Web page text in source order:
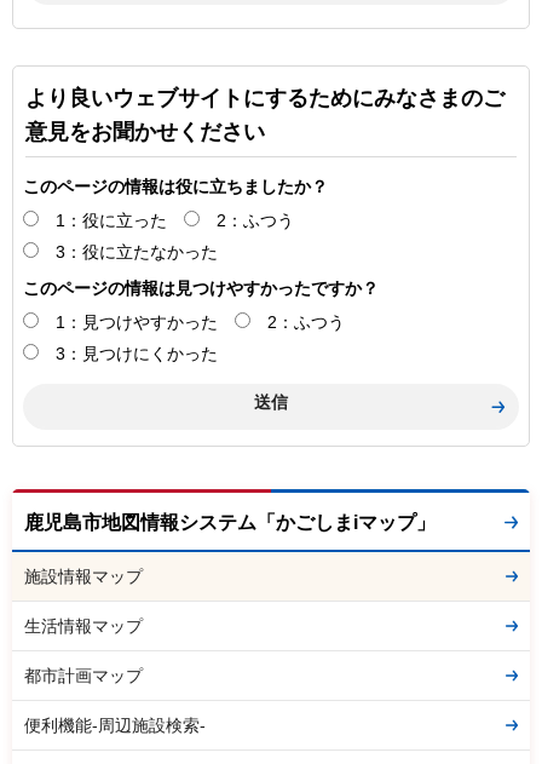
より良いウェブサイトにするためにみなさまのご
意見をお聞かせください
このページの情報は役に立ちましたか？
1：役に立った
2：ふつう
3：役に立たなかった
このページの情報は見つけやすかったですか？
1：見つけやすかった
2：ふつう
3：見つけにくかった
鹿児島市地図情報システム「かごしまiマップ」
施設情報マップ
生活情報マップ
都市計画マップ
便利機能-周辺施設検索-